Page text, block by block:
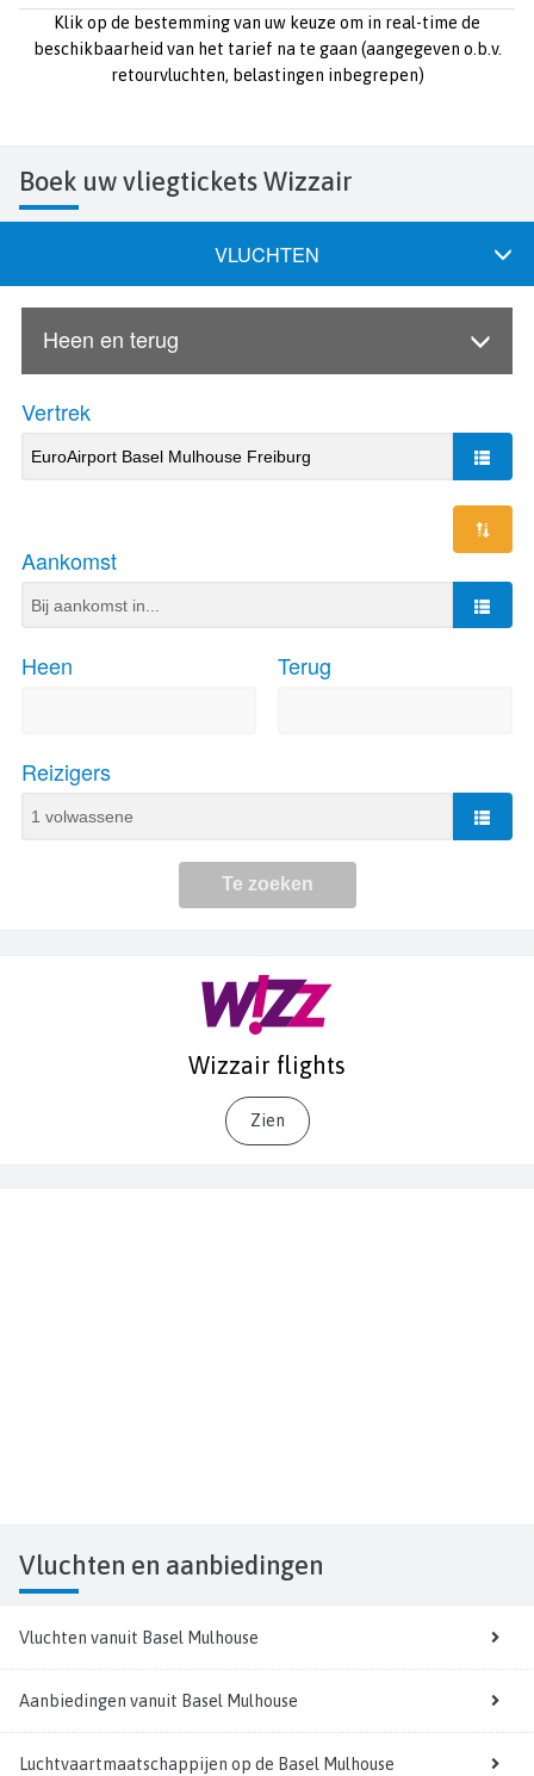
Klik op de bestemming van uw keuze om in real-time de
beschikbaarheid van het tarief na te gaan (aangegeven o.b.v.
retourvluchten, belastingen inbegrepen)
Boek uw vliegtickets Wizzair
Wizzair flights
Zien
Vluchten en aanbiedingen
Vluchten vanuit Basel Mulhouse
Aanbiedingen vanuit Basel Mulhouse
Luchtvaartmaatschappijen op de Basel Mulhouse